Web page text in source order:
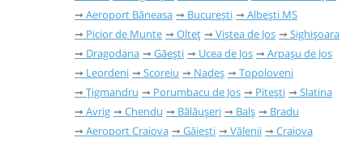
Aeroport Băneasa
București
Albești MS
Picior de Munte
Olteț Viștea de Jos
Sighișoara
Dragodana
Găești Ucea de Jos
Arpașu de Jos
Leordeni
Scoreiu Nadeș
Topoloveni
Țigmandru
Porumbacu de Jos Pitești
Slatina
Avrig
Chendu Bălăușeri Balș
Bradu
Aeroport Craiova
Găieşti Vălenii
Craiova